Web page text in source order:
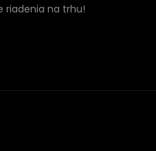
riadenia na trhu!